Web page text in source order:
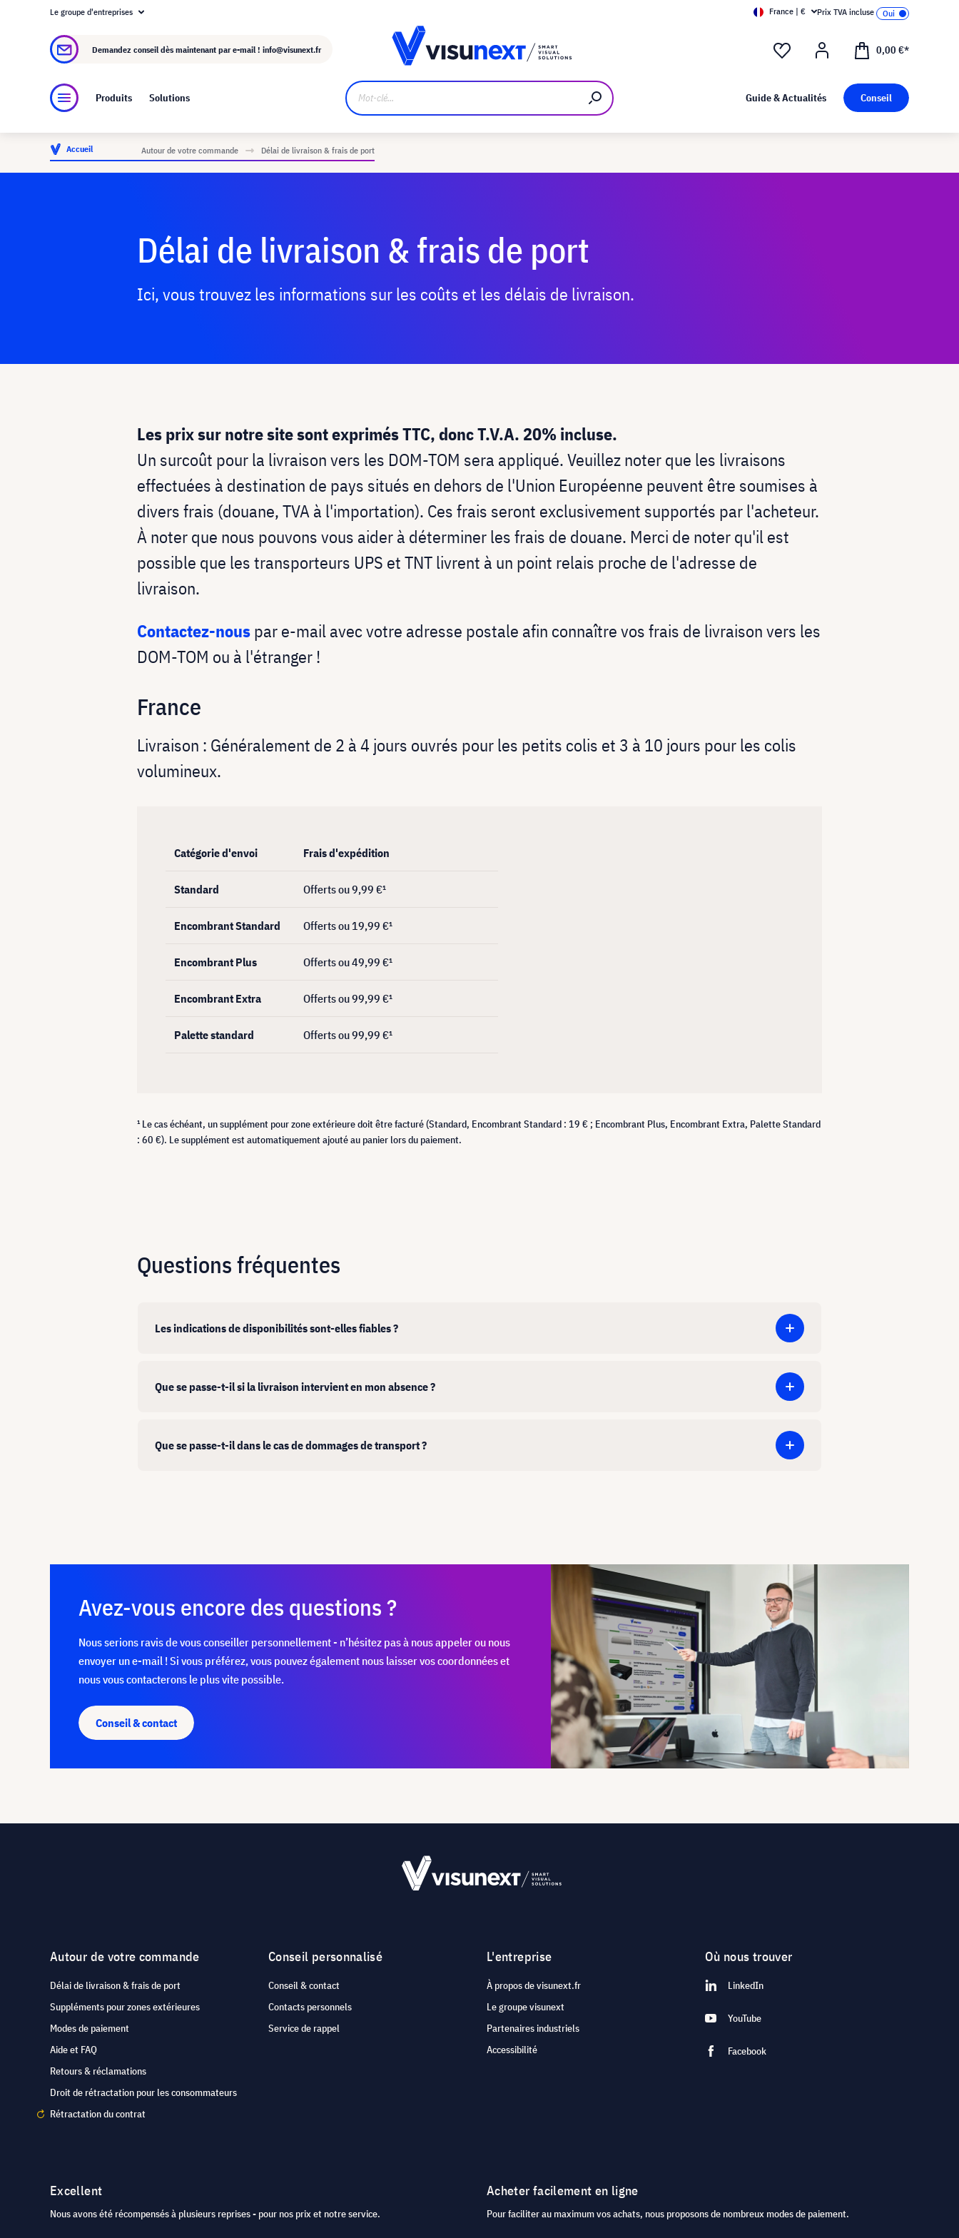
À propos de visunext.fr
Le groupe d'entreprises France | € Prix TVA incluse
Demandez conseil dès maintenant par e-mail ! info@visunext.fr 0,00 €*
Produits Solutions Guide & Actualités Conseil
Accueil Autour de votre commande Délai de livraison & frais de port
Délai de livraison & frais de port
Ici, vous trouvez les informations sur les coûts et les délais de livraison.
Les prix sur notre site sont exprimés TTC, donc T.V.A. 20% incluse.
Un surcoût pour la livraison vers les DOM-TOM sera appliqué. Veuillez noter que les livraisons
effectuées à destination de pays situés en dehors de l'Union Européenne peuvent être soumises à
divers frais (douane, TVA à l'importation). Ces frais seront exclusivement supportés par l'acheteur.
À noter que nous pouvons vous aider à déterminer les frais de douane. Merci de noter qu'il est
possible que les transporteurs UPS et TNT livrent à un point relais proche de l'adresse de
livraison.
Contactez-nouspar e-mail avec votre adresse postale afin connaître vos frais de livraison vers les
DOM-TOM ou à l'étranger !
France
Livraison : Généralement de 2 à 4 jours ouvrés pour les petits colis et 3 à 10 jours pour les colis
volumineux.
Catégorie d'envoi Frais d'expédition
Standard Offerts ou 9,99 €¹
Encombrant Standard Offerts ou 19,99 €¹
Encombrant Plus Offerts ou 49,99 €¹
Encombrant Extra Offerts ou 99,99 €¹
Palette standard Offerts ou 99,99 €¹
¹ Le cas échéant, un supplément pour zone extérieure doit être facturé (Standard, Encombrant Standard : 19 € ; Encombrant Plus, Encombrant Extra, Palette Standard
: 60 €). Le supplément est automatiquement ajouté au panier lors du paiement.
Questions fréquentes
Les indications de disponibilités sont-elles fiables ?
Que se passe-t-il si la livraison intervient en mon absence ?
Que se passe-t-il dans le cas de dommages de transport ?
Avez-vous encore des questions ?
Nous serions ravis de vous conseiller personnellement - n’hésitez pas à nous appeler ou nous
envoyer un e-mail ! Si vous préférez, vous pouvez également nous laisser vos coordonnées et
nous vous contacterons le plus vite possible.
Conseil & contact
Autour de votre commande
Délai de livraison & frais de port
Suppléments pour zones extérieures
Modes de paiement
Aide et FAQ
Retours & réclamations
Droit de rétractation pour les consommateurs
Rétractation du contrat
Conseil personnalisé
Conseil & contact
Contacts personnels
Service de rappel
L'entreprise
À propos de visunext.fr
Le groupe visunext
Partenaires industriels
Accessibilité
Où nous trouver
LinkedIn
YouTube
Facebook
Excellent
Nous avons été récompensés à plusieurs reprises - pour nos prix et notre service.
Acheter facilement en ligne
Pour faciliter au maximum vos achats, nous proposons de nombreux modes de paiement.